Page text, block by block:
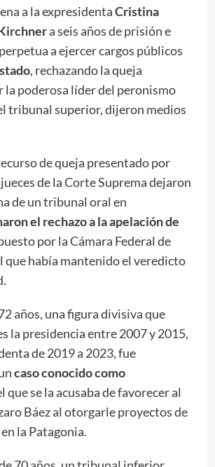
a la expresidentaCristina
a seis años de prisión e
a ejercer cargos públicos
, rechazando la queja
la poderosa líder del peronismo
tribunal superior, dijeron medios
de queja presentado por
de la Corte Suprema dejaron
de un tribunal oral en
el rechazo a la apelación de
por la Cámara Federal de
que había mantenido el veredicto
años, una figura divisiva que
la presidencia entre 2007 y 2015,
de 2019 a 2023, fue
caso conocido como
que se la acusaba de favorecer al
Báez al otorgarle proyectos de
la Patagonia.